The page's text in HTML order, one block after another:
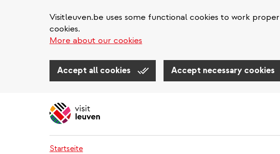
Visitleuven.be uses some functional cookies to work
cookies.
More about our cookies
Accept all cookies Accept necessary cookies
Startseite